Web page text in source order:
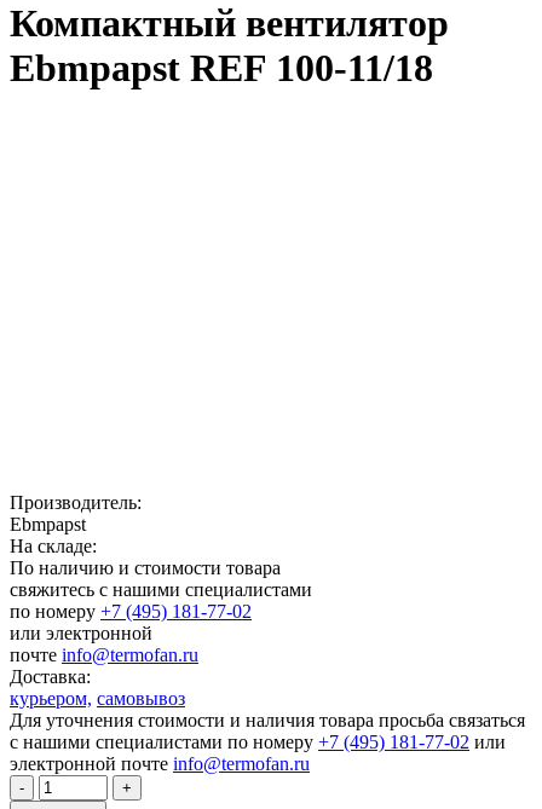
Компактный вентилятор
Ebmpapst REF 100-11/18
Производитель:
Ebmpapst
На складе:
По наличию и стоимости товара
свяжитесь с нашими специалистами
по номеру +7 (495) 181-77-02
или электронной
почте info@termofan.ru
Доставка:
курьером, самовывоз
Для уточнения стоимости и наличия товара просьба связаться
с нашими специалистами по номеру +7 (495) 181-77-02 или
электронной почте info@termofan.ru
- +